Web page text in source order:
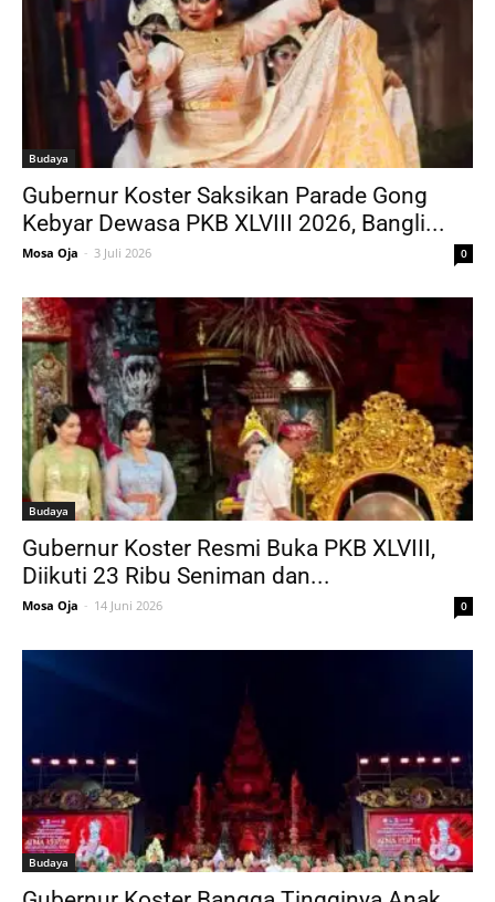
Budaya
Gubernur Koster Saksikan Parade Gong
Kebyar Dewasa PKB XLVIII 2026, Bangli...
Mosa Oja - 3 Juli 2026 0
Budaya
Gubernur Koster Resmi Buka PKB XLVIII,
Diikuti 23 Ribu Seniman dan...
Mosa Oja - 14 Juni 2026 0
Budaya